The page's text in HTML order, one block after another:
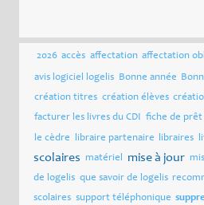
2026 accès affectation affectation
avis logiciel logelis Bonne année
création titres création élèves
facturer les livres du CDI fiche de prêt
le cèdre libraire partenaire libraires
scolaires matériel mise à jour
de logelis que savoir de logelis
scolaires support téléphonique